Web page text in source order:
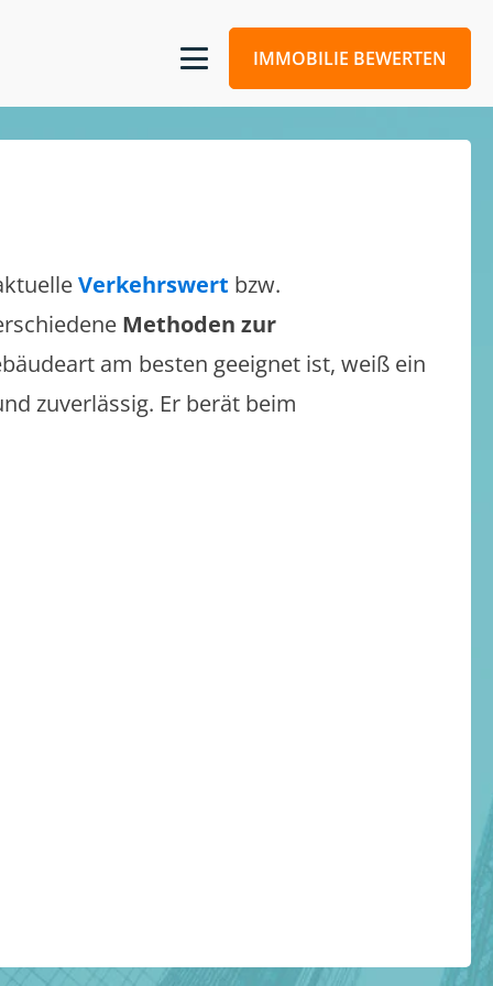
IMMOBILIE BEWERTEN
Verkehrswert bzw.
Methoden zur
am besten geeignet ist, weiß ein
zuverlässig. Er berät beim